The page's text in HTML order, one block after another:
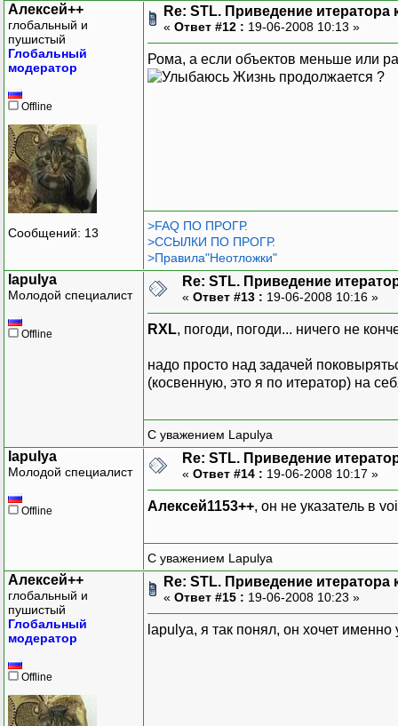
Алексей++
глобальный и
пушистый
Глобальный
модератор
Offline
Сообщений: 13
Re: STL. Приведение
« Ответ #12 : 19-06-2008 10:13 »
Рома, а если объектов меньше или
Жизнь продолжается ?
>FAQ ПО ПРОГР.
>ССЫЛКИ ПО ПРОГР.
>Правила"Неотложки"
lapulya
Молодой специалист
Offline
Re: STL. Приведение
« Ответ #13 : 19-06-2008 10:16 »
RXL, погоди, погоди... ничего не
надо просто над задачей
(косвенную, это я по итератор) на
С уважением Lapulya
lapulya
Молодой специалист
Offline
Re: STL. Приведение
« Ответ #14 : 19-06-2008 10:17 »
Алексей1153++, он не указатель в
С уважением Lapulya
Алексей++
глобальный и
пушистый
Глобальный
модератор
Offline
Re: STL. Приведение
« Ответ #15 : 19-06-2008 10:23 »
lapulya, я так понял, он хочет